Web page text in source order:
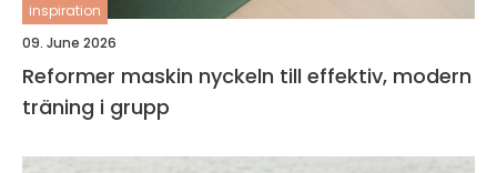
inspiration
09. June 2026
Reformer maskin nyckeln till effektiv, modern
träning i grupp